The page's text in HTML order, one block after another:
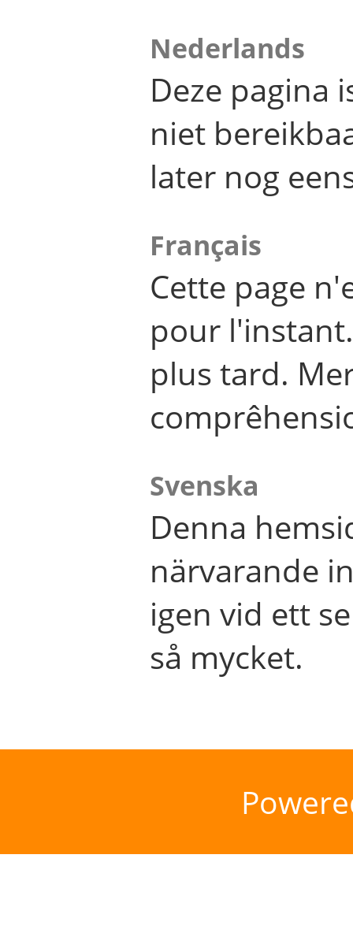
Nederlands
Deze pagina
niet
later nog
Français
Cette page
pour
plus tard.
Svenska
Denna
närvarande
igen vid ett
så mycket.